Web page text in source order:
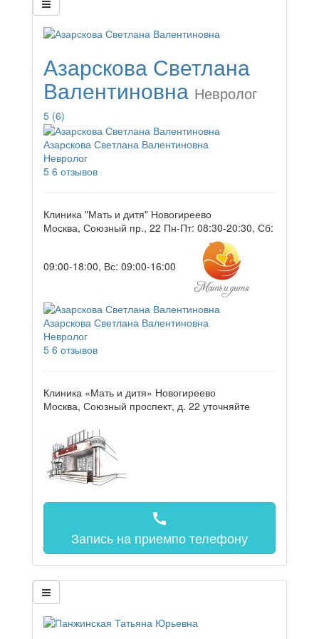
Азарскова Светлана
Валентиновна Невролог
5 (6)
Азарскова Светлана Валентиновна
Невролог
5 6 отзывов
Клиника "Мать и дитя" Новогиреево
Москва, Союзный пр., 22 Пн-Пт: 08:30-20:30, Сб:
09:00-18:00, Вс: 09:00-16:00
Азарскова Светлана Валентиновна
Невролог
5 6 отзывов
Клиника «Мать и дитя» Новогиреево
Москва, Союзный проспект, д. 22 уточняйте
call
Запись на приемпо телефону